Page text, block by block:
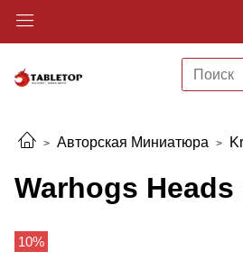
Авторская Миниатюра
Warhogs Heads
10%